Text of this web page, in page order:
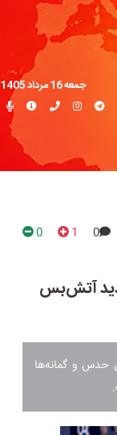
جمعه 16 مرداد 1405
0
1
0
آتش‌بس
حدس و گمانه‌ها